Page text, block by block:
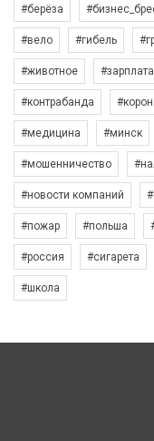
#берёза
#вело #гибель
#животное #зарплата
#контрабанда
#медицина #минск
#мошенничество
#новости компаний
#пожар #польша
#россия #сигарета
#школа